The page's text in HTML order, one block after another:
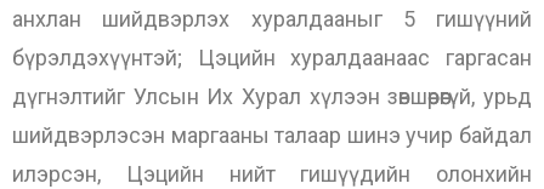
анхлан шийдвэрлэх хуралдааныг 5 гишүүний
бүрэлдэхүүнтэй; Цэцийн хуралдаанаас гаргасан
дүгнэлтийг Улсын Их Хурал хүлээн зөвшөөрөөгүй, урьд
шийдвэрлэсэн маргааны талаар шинэ учир байдал
илэрсэн, Цэцийн нийт гишүүдийн олонхийн